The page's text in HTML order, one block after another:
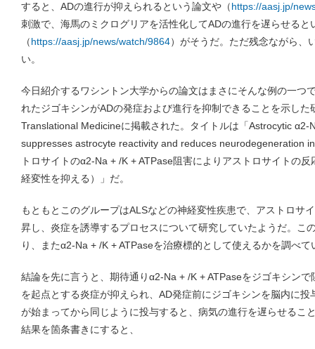
すると、ADの進行が抑えられるという論文や（https://aasj.jp/
刺激で、海馬のミクログリアを活性化してADの進行を遅らせると
（https://aasj.jp/news/watch/9864）がそうだ。ただ残念ながら、
い。
今日紹介するワシントン大学からの論文はまさにそんな例の一つ
れたジゴキシンがADの発症および進行を抑制できることを示し
Translational Medicineに掲載された。タイトルは「Astrocytic α2-
suppresses astrocyte reactivity and reduces neurodegeneration
トロサイトのα2-Na + /K + ATPase阻害によりアストロサイトの
経変性を抑える）」だ。
もともとこのグループはALSなどの神経変性疾患で、アストロサ
昇し、炎症を誘導するプロセスについて研究していたようだ。こ
り、またα2-Na + /K + ATPaseを治療標的として使えるかを調べて
結論を先に言うと、期待通りα2-Na + /K + ATPaseをジゴキシン
を起点とする炎症が抑えられ、AD発症前にジゴキシンを脳内に
が始まってから同じように投与すると、病気の進行を遅らせるこ
結果を箇条書きにすると、